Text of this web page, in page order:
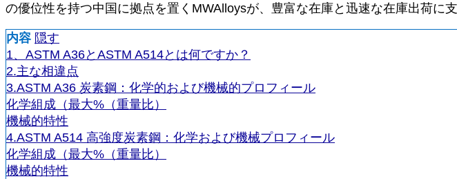
の優位性を持つ中国に拠点を置くMWAlloysが、豊富な在庫と迅速な在庫出荷に
内容 隠す
1、ASTM A36とASTM A514とは何ですか？
2.主な相違点
3.ASTM A36 炭素鋼：化学的および機械的プロフィール
化学組成（最大%（重量比）
機械的特性
4.ASTM A514 高強度炭素鋼：化学および機械プロフィール
化学組成（最大%（重量比）
機械的特性